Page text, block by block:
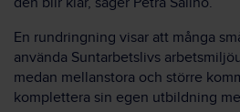
En rundringning visar att många
använda Suntarbetslivs
medan mellanstora och större
komplettera sin egen utbildning